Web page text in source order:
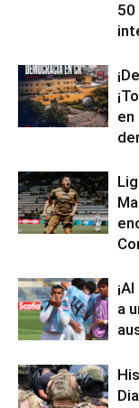
50
en
a